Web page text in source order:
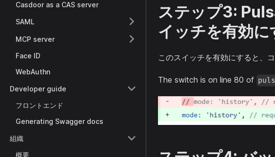
Casdoor as a CAS server
SAML
MCP server
Face ID
WebAuthn
Developer guide
フロントエンド
Generating Swagger docs
組織
概要
ステップ3:
イッチを有効に
このスイッチを有効にすると、
The switch is on line 80 of